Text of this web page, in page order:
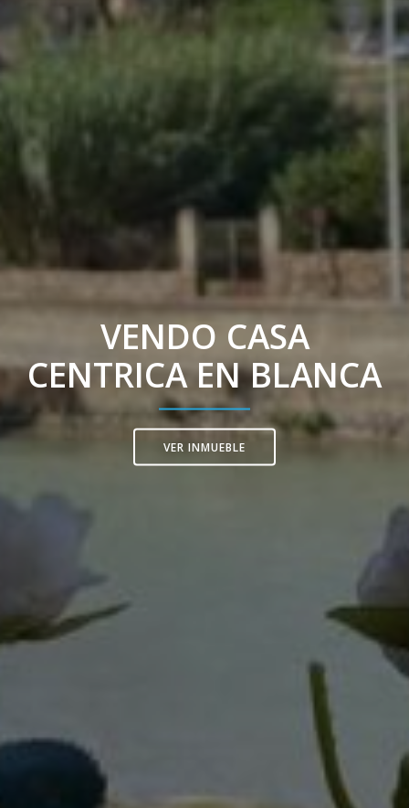
VENDO CASA
CENTRICA EN BLANCA
VER INMUEBLE